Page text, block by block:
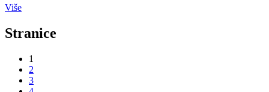
Više
Stranice
1
2
3